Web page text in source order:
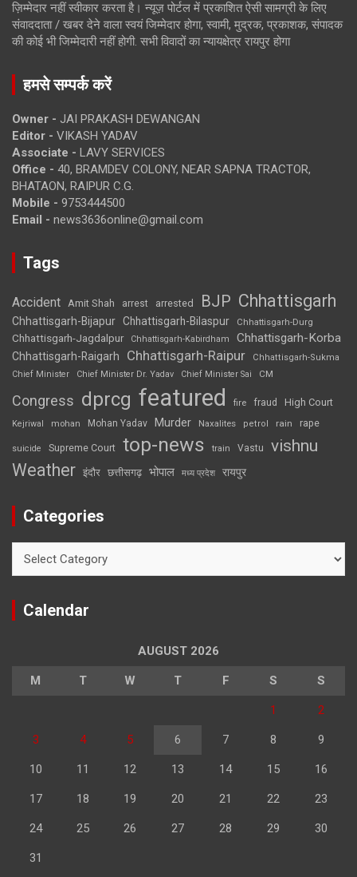
ज़िम्मेदार नहीं स्वीकार करता है। न्यूज़ पोर्टल में प्रकाशित ऐसी सामग्री के लिए
संवाददाता / खबर देने वाला स्वयं जिम्मेदार होगा, स्वामी, मुद्रक, प्रकाशक, संपादक
की कोई भी जिम्मेदारी नहीं होगी. सभी विवादों का न्यायक्षेत्र रायपुर होगा
हमसे सम्पर्क करें
Owner - JAI PRAKASH DEWANGAN
Editor - VIKASH YADAV
Associate - LAVY SERVICES
Office - 40, BRAMDEV COLONY, NEAR SAPNA TRACTOR,
BHATAON, RAIPUR C.G.
Mobile - 9753444500
Email - news3636online@gmail.com
Tags
Accident Amit Shah arrest arrested BJP Chhattisgarh
Chhattisgarh-Bijapur Chhattisgarh-Bilaspur Chhattisgarh-Durg
Chhattisgarh-Jagdalpur Chhattisgarh-Kabirdham Chhattisgarh-Korba
Chhattisgarh-Raigarh Chhattisgarh-Raipur
Chhattisgarh-Sukma
Chief Minister
Chief Minister Dr. Yadav Chief Minister Sai CM
Congress dprcg featured fire fraud High Court
Kejriwal mohan Mohan Yadav Murder Naxalites petrol rain rape
suicide Supreme Court top-news train Vastu vishnu
Weather इंदौर छत्तीसगढ़ भोपाल मध्य प्रदेश रायपुर
Categories
Calendar
AUGUST 2026
M T W T F S S
1 2
3 4 5 6 7 8 9
10 11 12 13 14 15 16
17 18 19 20 21 22 23
24 25 26 27 28 29 30
31